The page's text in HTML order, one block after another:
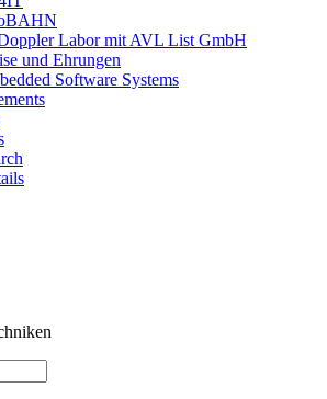
Labor mit AVL List GmbH
und Ehrungen
Software Systems